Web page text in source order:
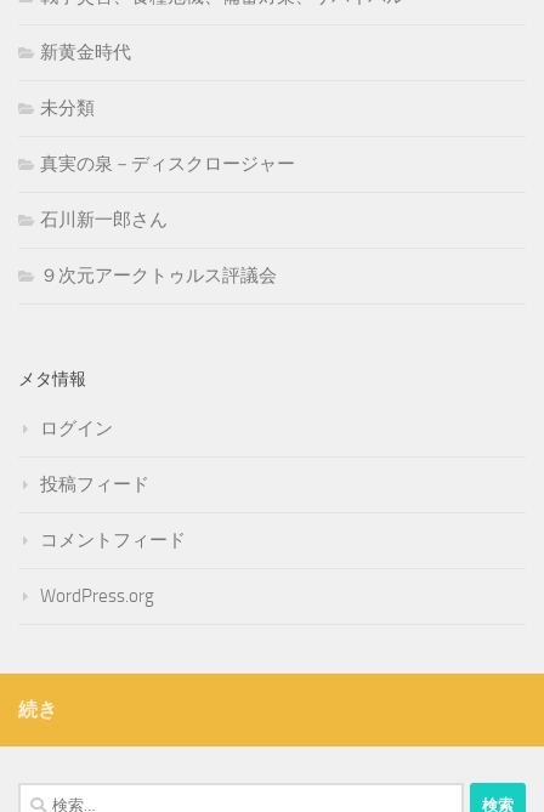
新黄金時代
未分類
真実の泉－ディスクロージャー
石川新一郎さん
９次元アークトゥルス評議会
メタ情報
ログイン
投稿フィード
コメントフィード
WordPress.org
続き
検